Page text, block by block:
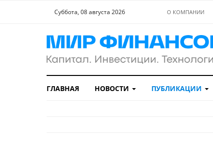
Суббота, 08 августа 2026 О КОМПАНИИ
ГЛАВНАЯ НОВОСТИ ПУБЛИКАЦИИ